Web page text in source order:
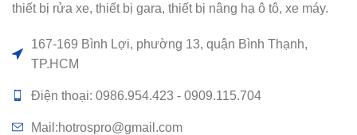
thiết bị rửa xe, thiết bị gara, thiết bị nâng hạ ô tô, xe máy.
167-169 Bình Lợi, phường 13, quận Bình Thạnh,
TP.HCM
Điện thoại: 0986.954.423 - 0909.115.704
Mail:hotrospro@gmail.com